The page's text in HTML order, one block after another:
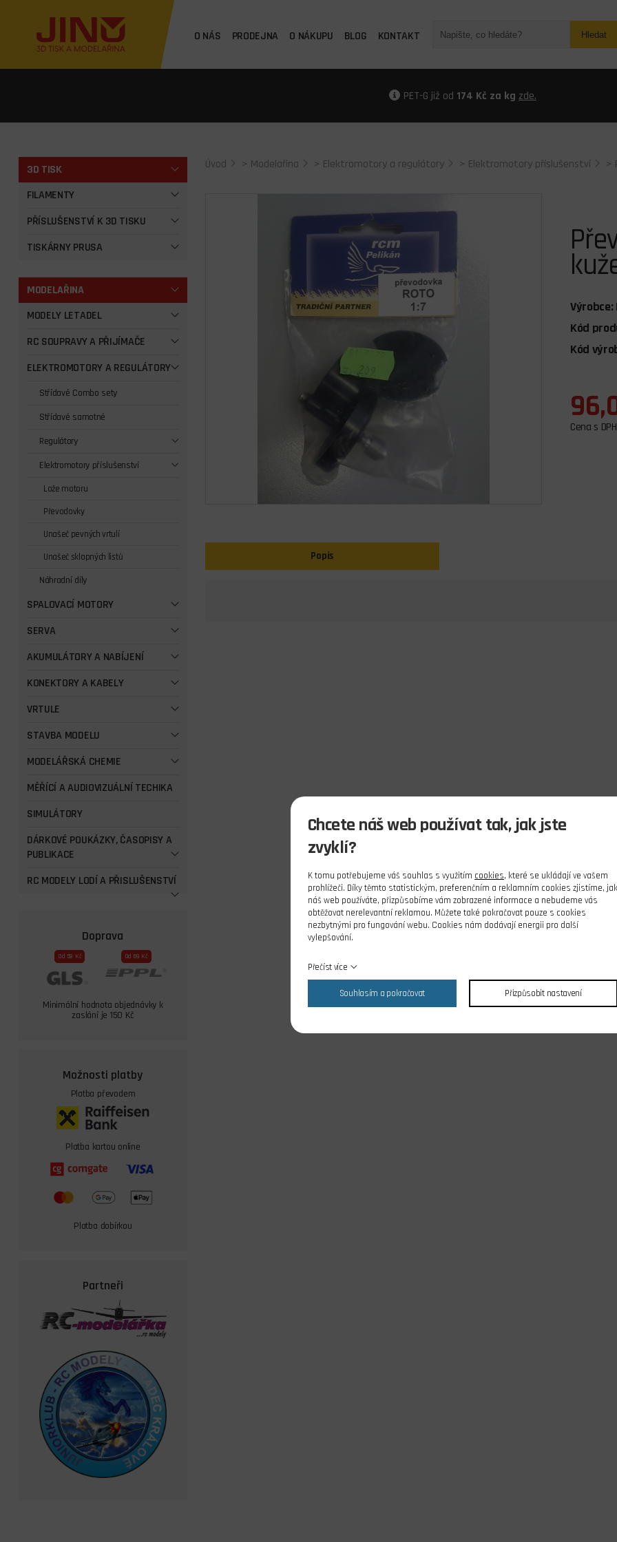
O NÁS PRODEJNA O NÁKUPU BLOG KONTAKT Hledat
PET-G již od 174 Kč za kg zde.
3D TISK
FILAMENTY
PŘÍSLUŠENSTVÍ K 3D TISKU
TISKÁRNY PRUSA
MODELAŘINA
MODELY LETADEL
RC SOUPRAVY A PŘIJÍMAČE
ELEKTROMOTORY A REGULÁTORY
Střídavé Combo sety
Střídavé samotné
Regulátory
Elektromotory příslušenství
Lože motoru
Převodovky
Unašeč pevných vrtulí
Unašeč sklopných listů
Náhradní díly
SPALOVACÍ MOTORY
SERVA
AKUMULÁTORY A NABÍJENÍ
KONEKTORY A KABELY
VRTULE
STAVBA MODELU
MODELÁŘSKÁ CHEMIE
MĚŘÍCÍ A AUDIOVIZUÁLNÍ TECHIKA
SIMULÁTORY
DÁRKOVÉ POUKÁZKY, ČASOPISY A
PUBLIKACE
RC MODELY LODÍ A PŘISLUŠENSTVÍ
Doprava
Od 59 Kč Od 69 Kč
Minimální hodnota objednávky k
zaslání je 150 Kč
Možnosti platby
Platba převodem
Platba kartou online
Platba dobírkou
Partneři
Úvod > Modelařina > Elektromotory a regulátory > Elektromotory příslušenství >
Výrobce:
Kód
Kód
Cena s DPH
Popis
Chcete náš web používat tak, jak jste
zvyklí?
K tomu potřebujeme váš souhlas s využitím cookies, které se ukládají ve vašem
prohlížeči. Díky těmto statistickým, preferenčním a reklamním cookies zjistíme, jak
náš web používáte, přizpůsobíme vám zobrazené informace a nebudeme vás
obtěžovat nerelevantní reklamou. Můžete také pokračovat pouze s cookies
nezbytnými pro fungování webu. Cookies nám dodávají energii pro další
vylepšování.
Přečíst více
Souhlasím a pokračovat Přizpůsobit nastavení